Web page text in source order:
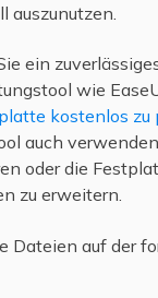
auszunutzen.
ein
wie
kostenlos zu
auch
oder die
zu erweitern.
Dateien auf der